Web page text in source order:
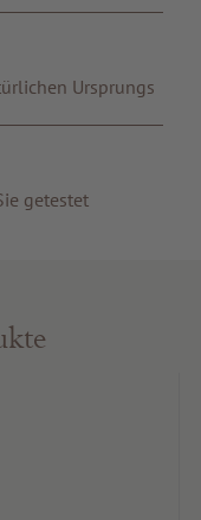
Ursprungs
getestet